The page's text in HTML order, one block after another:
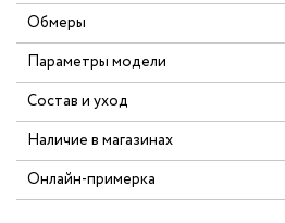
Обмеры
Параметры модели
Состав и уход
Наличие в магазинах
Онлайн-примерка